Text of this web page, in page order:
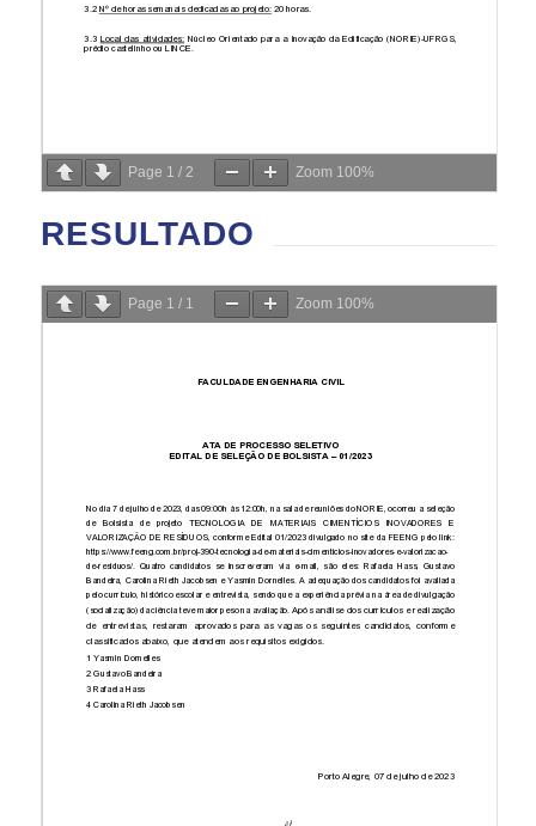
Page 1 / 2 Zoom 100%
RESULTADO
Page 1 / 1 Zoom 100%